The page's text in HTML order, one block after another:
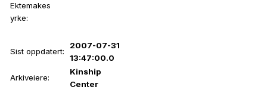
Ektemakes
yrke:
Sist oppdatert:
2007-07-31
13:47:00.0
Arkiveiere:
Kinship
Center